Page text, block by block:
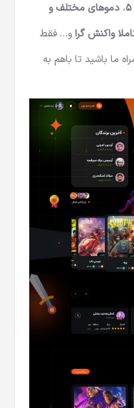
، دموهای مختلف و
واکنش گراو… فقط
ما باشید تا باهم به